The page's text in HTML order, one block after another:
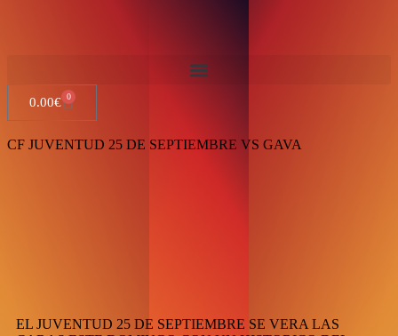
0.00€ 0
CF JUVENTUD 25 DE SEPTIEMBRE VS GAVA
EL JUVENTUD 25 DE SEPTIEMBRE SE VERA LAS